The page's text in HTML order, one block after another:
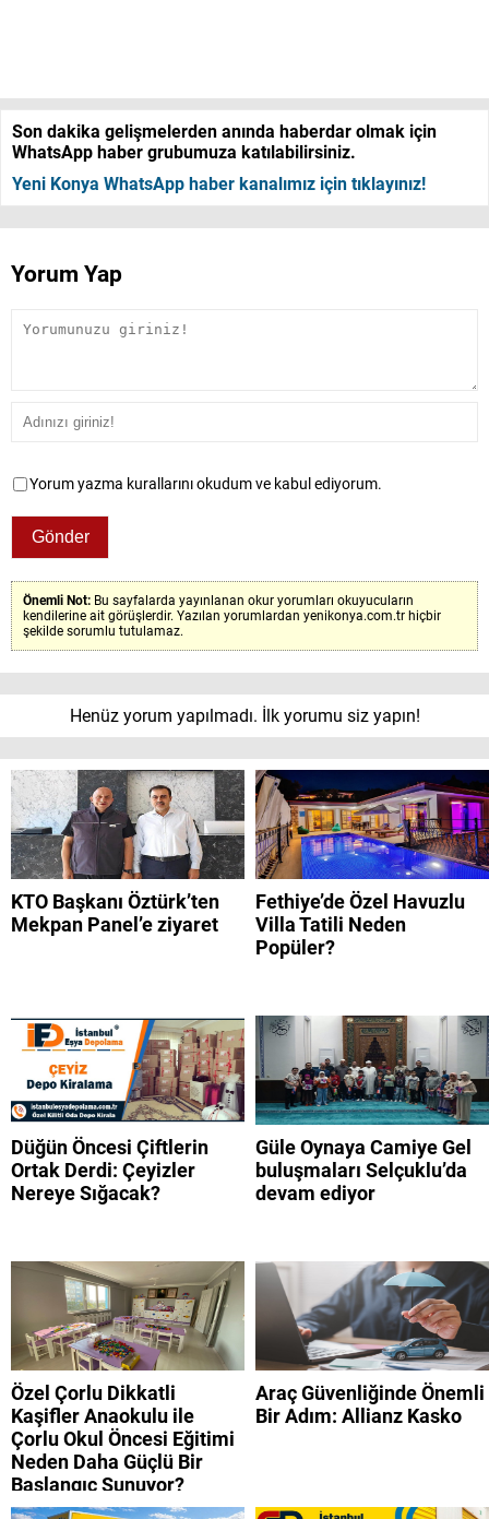
Son dakika gelişmelerden anında haberdar olmak için
WhatsApp haber grubumuza katılabilirsiniz.
Yeni Konya WhatsApp haber kanalımız için tıklayınız!
Yorum Yap
Yorum yazma kurallarını okudum ve kabul ediyorum.
Önemli Not: Bu sayfalarda yayınlanan okur yorumları okuyucuların
kendilerine ait görüşlerdir. Yazılan yorumlardan yenikonya.com.tr hiçbir
şekilde sorumlu tutulamaz.
Henüz yorum yapılmadı. İlk yorumu siz yapın!
KTO Başkanı Öztürk’ten
Mekpan Panel’e ziyaret
Fethiye’de Özel Havuzlu
Villa Tatili Neden
Popüler?
Düğün Öncesi Çiftlerin
Ortak Derdi: Çeyizler
Nereye Sığacak?
Güle Oynaya Camiye Gel
buluşmaları Selçuklu’da
devam ediyor
Özel Çorlu Dikkatli
Kaşifler Anaokulu ile
Çorlu Okul Öncesi Eğitimi
Neden Daha Güçlü Bir
Başlangıç Sunuyor?
Araç Güvenliğinde Önemli
Bir Adım: Allianz Kasko